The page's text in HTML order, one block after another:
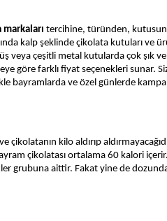
tercihine, türünden,
kalp şeklinde çikolata kutuları ve
çeşitli metal kutularda çok şık ve
göre farklı fiyat seçenekleri sunar.
bayramlarda ve özel günlerde
çikolatanın kilo aldırıp
çikolatası ortalama 60 kalori
grubuna aittir. Fakat yine de